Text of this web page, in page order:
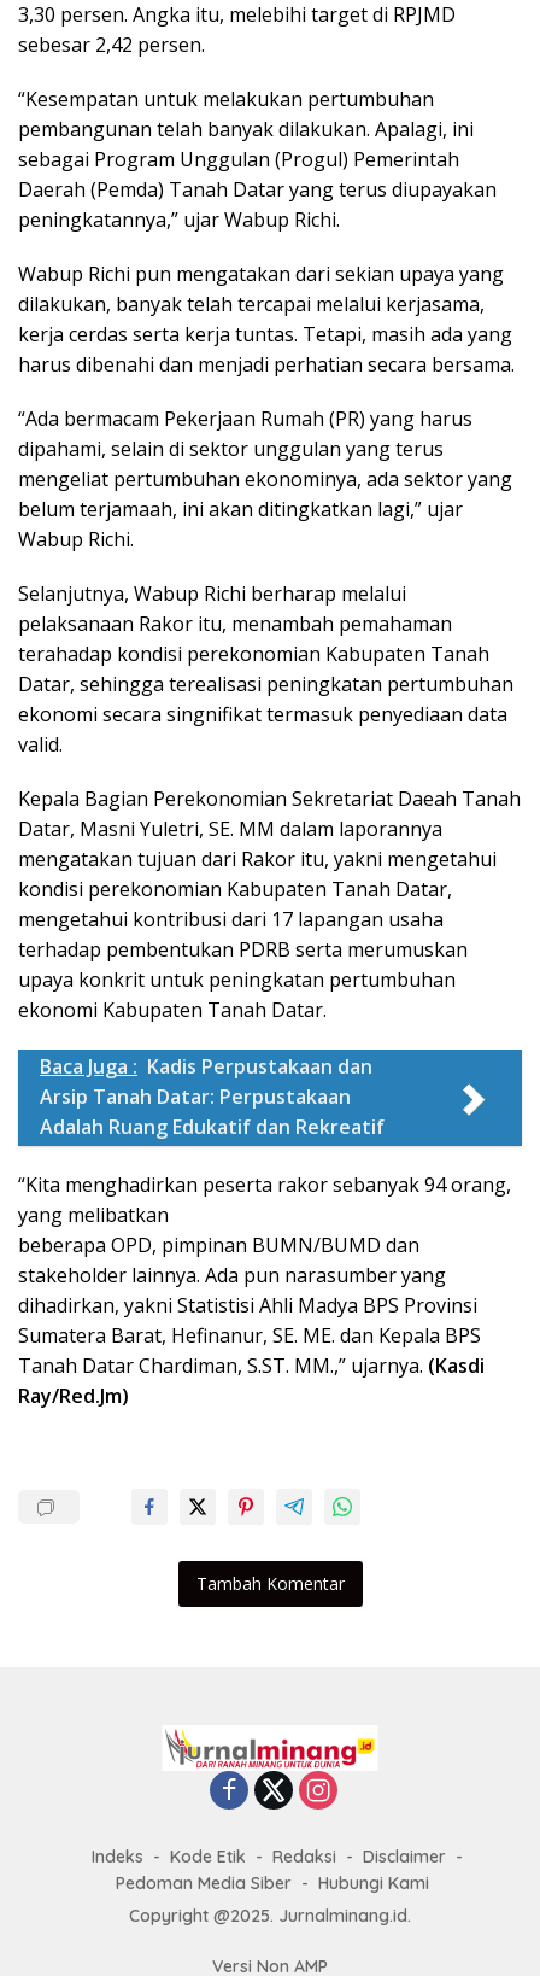
3,30 persen. Angka itu, melebihi target di RPJMD
sebesar 2,42 persen.
“Kesempatan untuk melakukan pertumbuhan
pembangunan telah banyak dilakukan. Apalagi, ini
sebagai Program Unggulan (Progul) Pemerintah
Daerah (Pemda) Tanah Datar yang terus diupayakan
peningkatannya,” ujar Wabup Richi.
Wabup Richi pun mengatakan dari sekian upaya yang
dilakukan, banyak telah tercapai melalui kerjasama,
kerja cerdas serta kerja tuntas. Tetapi, masih ada yang
harus dibenahi dan menjadi perhatian secara bersama.
“Ada bermacam Pekerjaan Rumah (PR) yang harus
dipahami, selain di sektor unggulan yang terus
mengeliat pertumbuhan ekonominya, ada sektor yang
belum terjamaah, ini akan ditingkatkan lagi,” ujar
Wabup Richi.
Selanjutnya, Wabup Richi berharap melalui
pelaksanaan Rakor itu, menambah pemahaman
terahadap kondisi perekonomian Kabupaten Tanah
Datar, sehingga terealisasi peningkatan pertumbuhan
ekonomi secara singnifikat termasuk penyediaan data
valid.
Kepala Bagian Perekonomian Sekretariat Daeah Tanah
Datar, Masni Yuletri, SE. MM dalam laporannya
mengatakan tujuan dari Rakor itu, yakni mengetahui
kondisi perekonomian Kabupaten Tanah Datar,
mengetahui kontribusi dari 17 lapangan usaha
terhadap pembentukan PDRB serta merumuskan
upaya konkrit untuk peningkatan pertumbuhan
ekonomi Kabupaten Tanah Datar.
Baca Juga : Kadis Perpustakaan dan
Arsip Tanah Datar: Perpustakaan
Adalah Ruang Edukatif dan Rekreatif
“Kita menghadirkan peserta rakor sebanyak 94 orang,
yang melibatkan
beberapa OPD, pimpinan BUMN/BUMD dan
stakeholder lainnya. Ada pun narasumber yang
dihadirkan, yakni Statistisi Ahli Madya BPS Provinsi
Sumatera Barat, Hefinanur, SE. ME. dan Kepala BPS
Tanah Datar Chardiman, S.ST. MM.,” ujarnya. (Kasdi
Ray/Red.Jm)
Tambah Komentar
Indeks Kode Etik Redaksi
Disclaimer
Pedoman Media Siber
Hubungi Kami
Copyright @2025. Jurnalminang.id.
Versi Non AMP